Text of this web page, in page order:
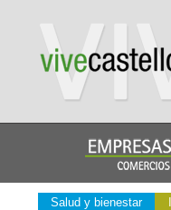
Salud y bienestar